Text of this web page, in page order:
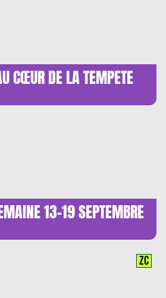
CŒUR DE LA TEMPETE
13-19 SEPTEMBRE
ZC